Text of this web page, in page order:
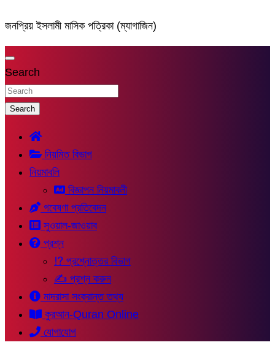
জনপ্রিয় ইসলামী মাসিক পত্রিকা (ম্যাগাজিন)
Search
Search
নিয়মিত বিভাগ
নিয়মাবলি
বিজ্ঞাপন নিয়মাবলী
গবেষণা প্রতিবেদন
সুওয়াল-জাওয়াব
প্রশ্ন
⁉ প্রশ্নোত্তর বিভাগ
✍ প্রশ্ন করুন
মাদরাসা সংক্রান্ত তথ্য
কুরআন-Quran Online
যোগাযোগ